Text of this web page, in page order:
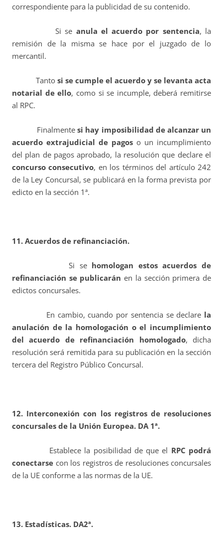
correspondiente para la publicidad de su contenido.
Si se anula el acuerdo por sentencia, la
remisión de la misma se hace por el juzgado de lo
mercantil.
Tanto si se cumple el acuerdo y se levanta acta
notarial de ello, como si se incumple, deberá remitirse
al RPC.
Finalmentesi hay imposibilidad de alcanzar un
acuerdo extrajudicial de pagos o un incumplimiento
del plan de pagos aprobado, la resolución que declare el
concurso consecutivo, en los términos del artículo 242
de la Ley Concursal, se publicará en la forma prevista por
edicto en la sección 1ª.
11. Acuerdos de refinanciación.
Si se homologan estos acuerdos de
refinanciación se publicarán en la sección primera de
edictos concursales.
En cambio, cuando por sentencia se declare la
anulación de la homologación o el incumplimiento
del acuerdo de refinanciación homologado, dicha
resolución será remitida para su publicación en la sección
tercera del Registro Público Concursal.
12. Interconexión con los registros de resoluciones
concursales de la Unión Europea. DA 1ª.
Establece la posibilidad de que el RPC podrá
conectarse con los registros de resoluciones concursales
de la UE conforme a las normas de la UE.
13. Estadísticas. DA2ª.